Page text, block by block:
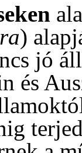
)
jó
és